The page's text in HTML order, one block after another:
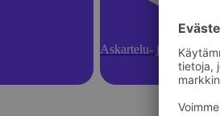
Askartelu- ja